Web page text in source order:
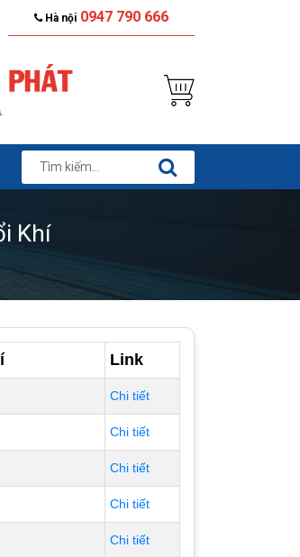
Hà nội 0947 790 666
Khí
Link
Chi tiết
Chi tiết
Chi tiết
Chi tiết
Chi tiết